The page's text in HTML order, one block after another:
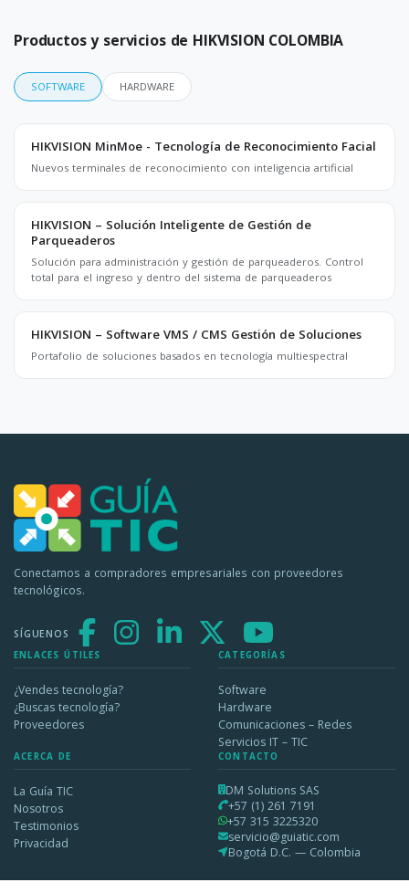
Productos y servicios de HIKVISION COLOMBIA
SOFTWARE HARDWARE
HIKVISION MinMoe - Tecnología de Reconocimiento Facial
Nuevos terminales de reconocimiento con inteligencia artificial
HIKVISION – Solución Inteligente de Gestión de
Parqueaderos
Solución para administración y gestión de parqueaderos. Control
total para el ingreso y dentro del sistema de parqueaderos
HIKVISION – Software VMS / CMS Gestión de Soluciones
Portafolio de soluciones basados en tecnología multiespectral
Conectamos a compradores empresariales con proveedores
tecnológicos.
SÍGUENOS
ENLACES ÚTILES
¿Vendes tecnología?
¿Buscas tecnología?
Proveedores
CATEGORÍAS
Software
Hardware
Comunicaciones – Redes
Servicios IT – TIC
ACERCA DE
La Guía TIC
Nosotros
Testimonios
Privacidad
CONTACTO
DM Solutions SAS
+57 (1) 261 7191
+57 315 3225320
servicio@guiatic.com
Bogotá D.C. — Colombia